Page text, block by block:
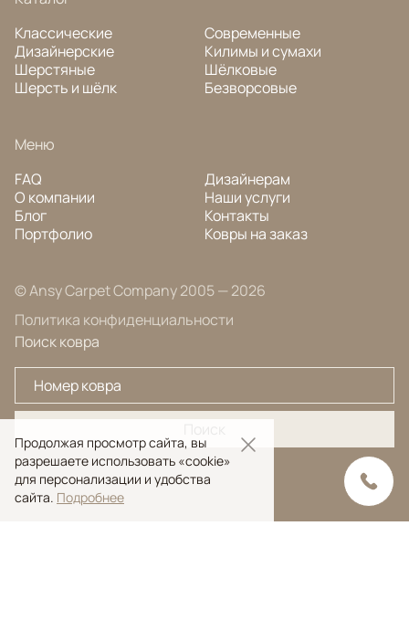
Классические
Дизайнерские
Шерстяные
Шерсть и шёлк
Современные
Килимы и сумахи
Шёлковые
Безворсовые
Меню
FAQ
О компании
Блог
Портфолио
Дизайнерам
Наши услуги
Контакты
Ковры на заказ
© Ansy Carpet Company 2005 — 2026
Политика конфиденциальности
Поиск ковра
Продолжая просмотр сайта, вы
разрешаете использовать «cookie»
для персонализации и удобства
сайта. Подробнее